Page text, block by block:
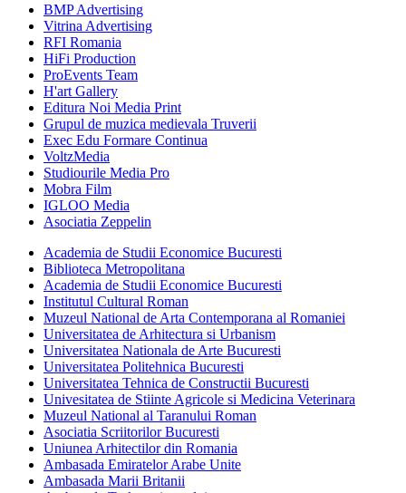
BMP Advertising
Vitrina Advertising
RFI Romania
HiFi Production
ProEvents Team
H'art Gallery
Editura Noi Media Print
Grupul de muzica medievala Truverii
Exec Edu Formare Continua
VoltzMedia
Studiourile Media Pro
Mobra Film
IGLOO Media
Asociatia Zeppelin
Academia de Studii Economice Bucuresti
Biblioteca Metropolitana
Academia de Studii Economice Bucuresti
Institutul Cultural Roman
Muzeul National de Arta Contemporana al Romaniei
Universitatea de Arhitectura si Urbanism
Universitatea Nationala de Arte Bucuresti
Universitatea Politehnica Bucuresti
Universitatea Tehnica de Constructii Bucuresti
Univesitatea de Stiinte Agricole si Medicina Veterinara
Muzeul National al Taranului Roman
Asociatia Scriitorilor Bucuresti
Uniunea Arhitectilor din Romania
Ambasada Emiratelor Arabe Unite
Ambasada Marii Britanii